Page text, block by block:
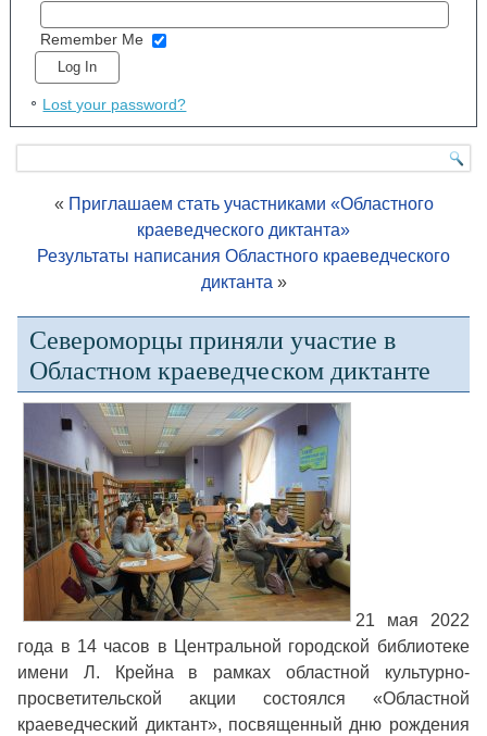
Remember Me
Lost your password?
« Приглашаем стать участниками «Областного
краеведческого диктанта»
Результаты написания Областного краеведческого
диктанта »
Североморцы приняли участие в
Областном краеведческом диктанте
21 мая 2022
года в 14 часов в Центральной городской библиотеке
имени Л. Крейна в рамках областной культурно-
просветительской акции состоялся «Областной
краеведческий диктант», посвященный дню рождения